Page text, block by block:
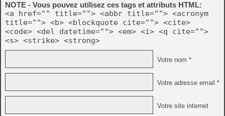
NOTE - Vous pouvez utilisez ces tags et attributs HTML:
<a href="" title=""> <abbr title=""> <acronym
title=""> <b> <blockquote cite=""> <cite>
<code> <del datetime=""> <em> <i> <q cite="">
<s> <strike> <strong>
Votre nom *
Votre adresse email *
Votre site internet